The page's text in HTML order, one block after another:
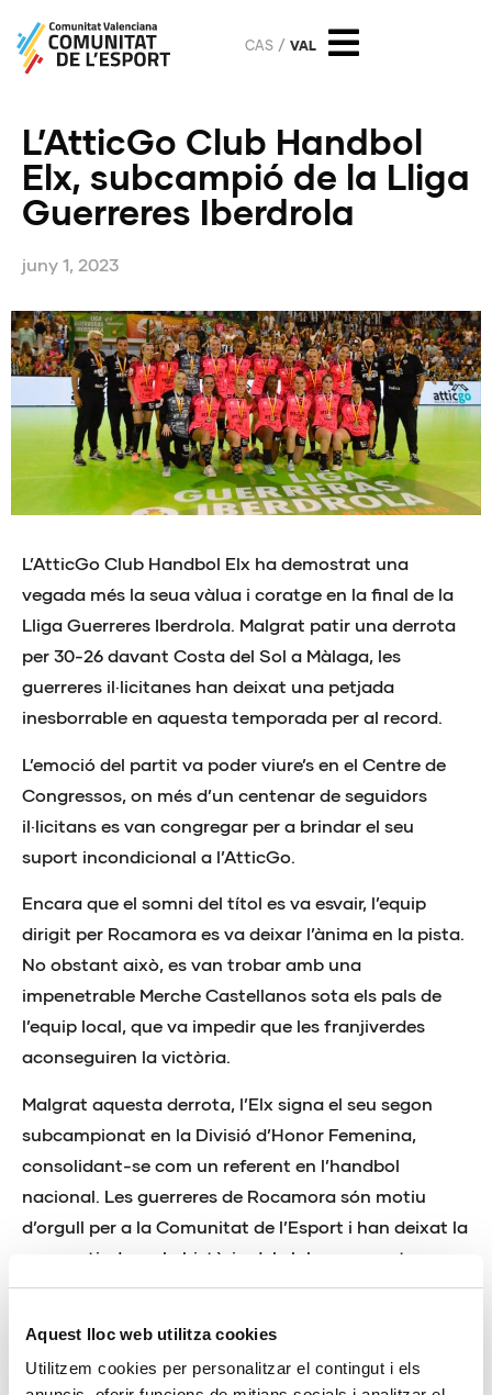
Aquest lloc web utilitza cookies
Utilitzem cookies per personalitzar el contingut i els
CAS VAL
L’AtticGo Club Handbol
Elx, subcampió de la Lliga
Guerreres Iberdrola
juny 1, 2023
L’AtticGo Club Handbol Elx ha demostrat una
vegada més la seua vàlua i coratge en la final de la
Lliga Guerreres Iberdrola. Malgrat patir una derrota
per 30-26 davant Costa del Sol a Màlaga, les
guerreres il·licitanes han deixat una petjada
inesborrable en aquesta temporada per al record.
L’emoció del partit va poder viure’s en el Centre de
Congressos, on més d’un centenar de seguidors
il·licitans es van congregar per a brindar el seu
suport incondicional a l’AtticGo.
Encara que el somni del títol es va esvair, l’equip
dirigit per Rocamora es va deixar l’ànima en la pista.
No obstant això, es van trobar amb una
impenetrable Merche Castellanos sota els pals de
l’equip local, que va impedir que les franjiverdes
aconseguiren la victòria.
Malgrat aquesta derrota, l’Elx signa el seu segon
subcampionat en la Divisió d’Honor Femenina,
consolidant-se com un referent en l’handbol
nacional. Les guerreres de Rocamora són motiu
d’orgull per a la Comunitat de l’Esport i han deixat la
seua petjada en la història del club en aquesta
temporada excepcional.
A més, aquest subcampionat se suma als èxits
obtinguts en el passat cicle daurat del club. En 2021,